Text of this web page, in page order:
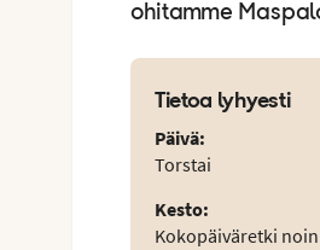
ohitamme
Tietoa lyhyesti
Päivä:
Torstai
Kesto:
Kokopäiväretki